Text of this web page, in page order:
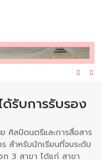
รับการรับรอง
ศิลป์ดนตรีและการสื่อสาร
สำหรับนักเรียนที่จบระดับ
ก 3 สาขา ได้แก่ สาขา